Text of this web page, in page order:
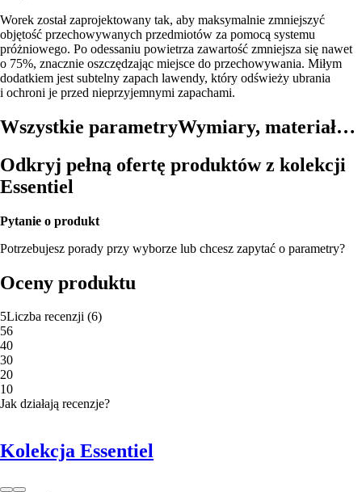
Worek został zaprojektowany tak, aby maksymalnie zmniejszyć
objętość przechowywanych przedmiotów za pomocą systemu
próżniowego. Po odessaniu powietrza zawartość zmniejsza się nawet
o 75%, znacznie oszczędzając miejsce do przechowywania. Miłym
dodatkiem jest subtelny zapach lawendy, który odświeży ubrania
i ochroni je przed nieprzyjemnymi zapachami.
Wszystkie parametryWymiary, materiał…
Odkryj pełną ofertę produktów z kolekcji
Essentiel
Pytanie o produkt
Potrzebujesz porady przy wyborze lub chcesz zapytać o parametry?
Oceny produktu
5Liczba recenzji (6)
56
40
30
20
10
Jak działają recenzje?
Kolekcja Essentiel